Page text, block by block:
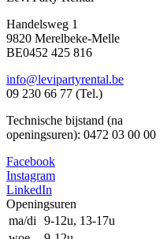
Handelsweg 1
9820 Merelbeke-Melle
BE0452 425 816
info@levipartyrental.be
09 230 66 77 (Tel.)
Technische bijstand (na
openingsuren): 0472 03 00 00
Facebook
Instagram
LinkedIn
Openingsuren
ma/di
9-12u, 13-17u